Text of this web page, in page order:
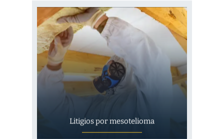
Litigios por mesotelioma